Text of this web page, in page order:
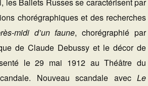
chorégraphiques et des recherches
midi d’un faune, chorégraphié par
de Claude Debussy et le décor de
le 29 mai 1912 au Théâtre du
Nouveau scandale avec Le